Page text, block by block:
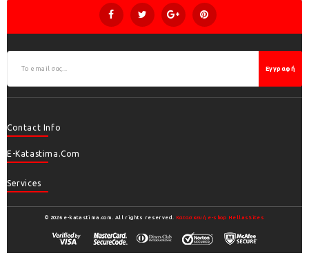
Εγγραφή
Contact Info
E-Katastima.com
Services
© 2026 e-katastima.com. All rights reserved. Κατασκευή e-shop HellasSites